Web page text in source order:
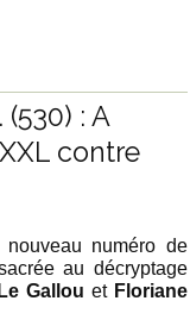
: A
contre
numéro de
au décryptage
Gallou et Floriane